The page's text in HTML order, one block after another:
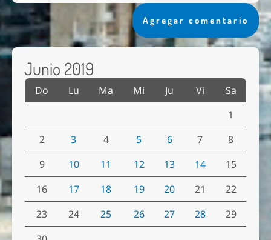
Agregar comentario
Junio 2019
Do Lu Ma Mi Ju Vi
Sa
1
2
3 4 5 6 7
8
9
10 11 12 13 14
15
16
17 18 19 20 21
22
23
24 25 26 27 28
29